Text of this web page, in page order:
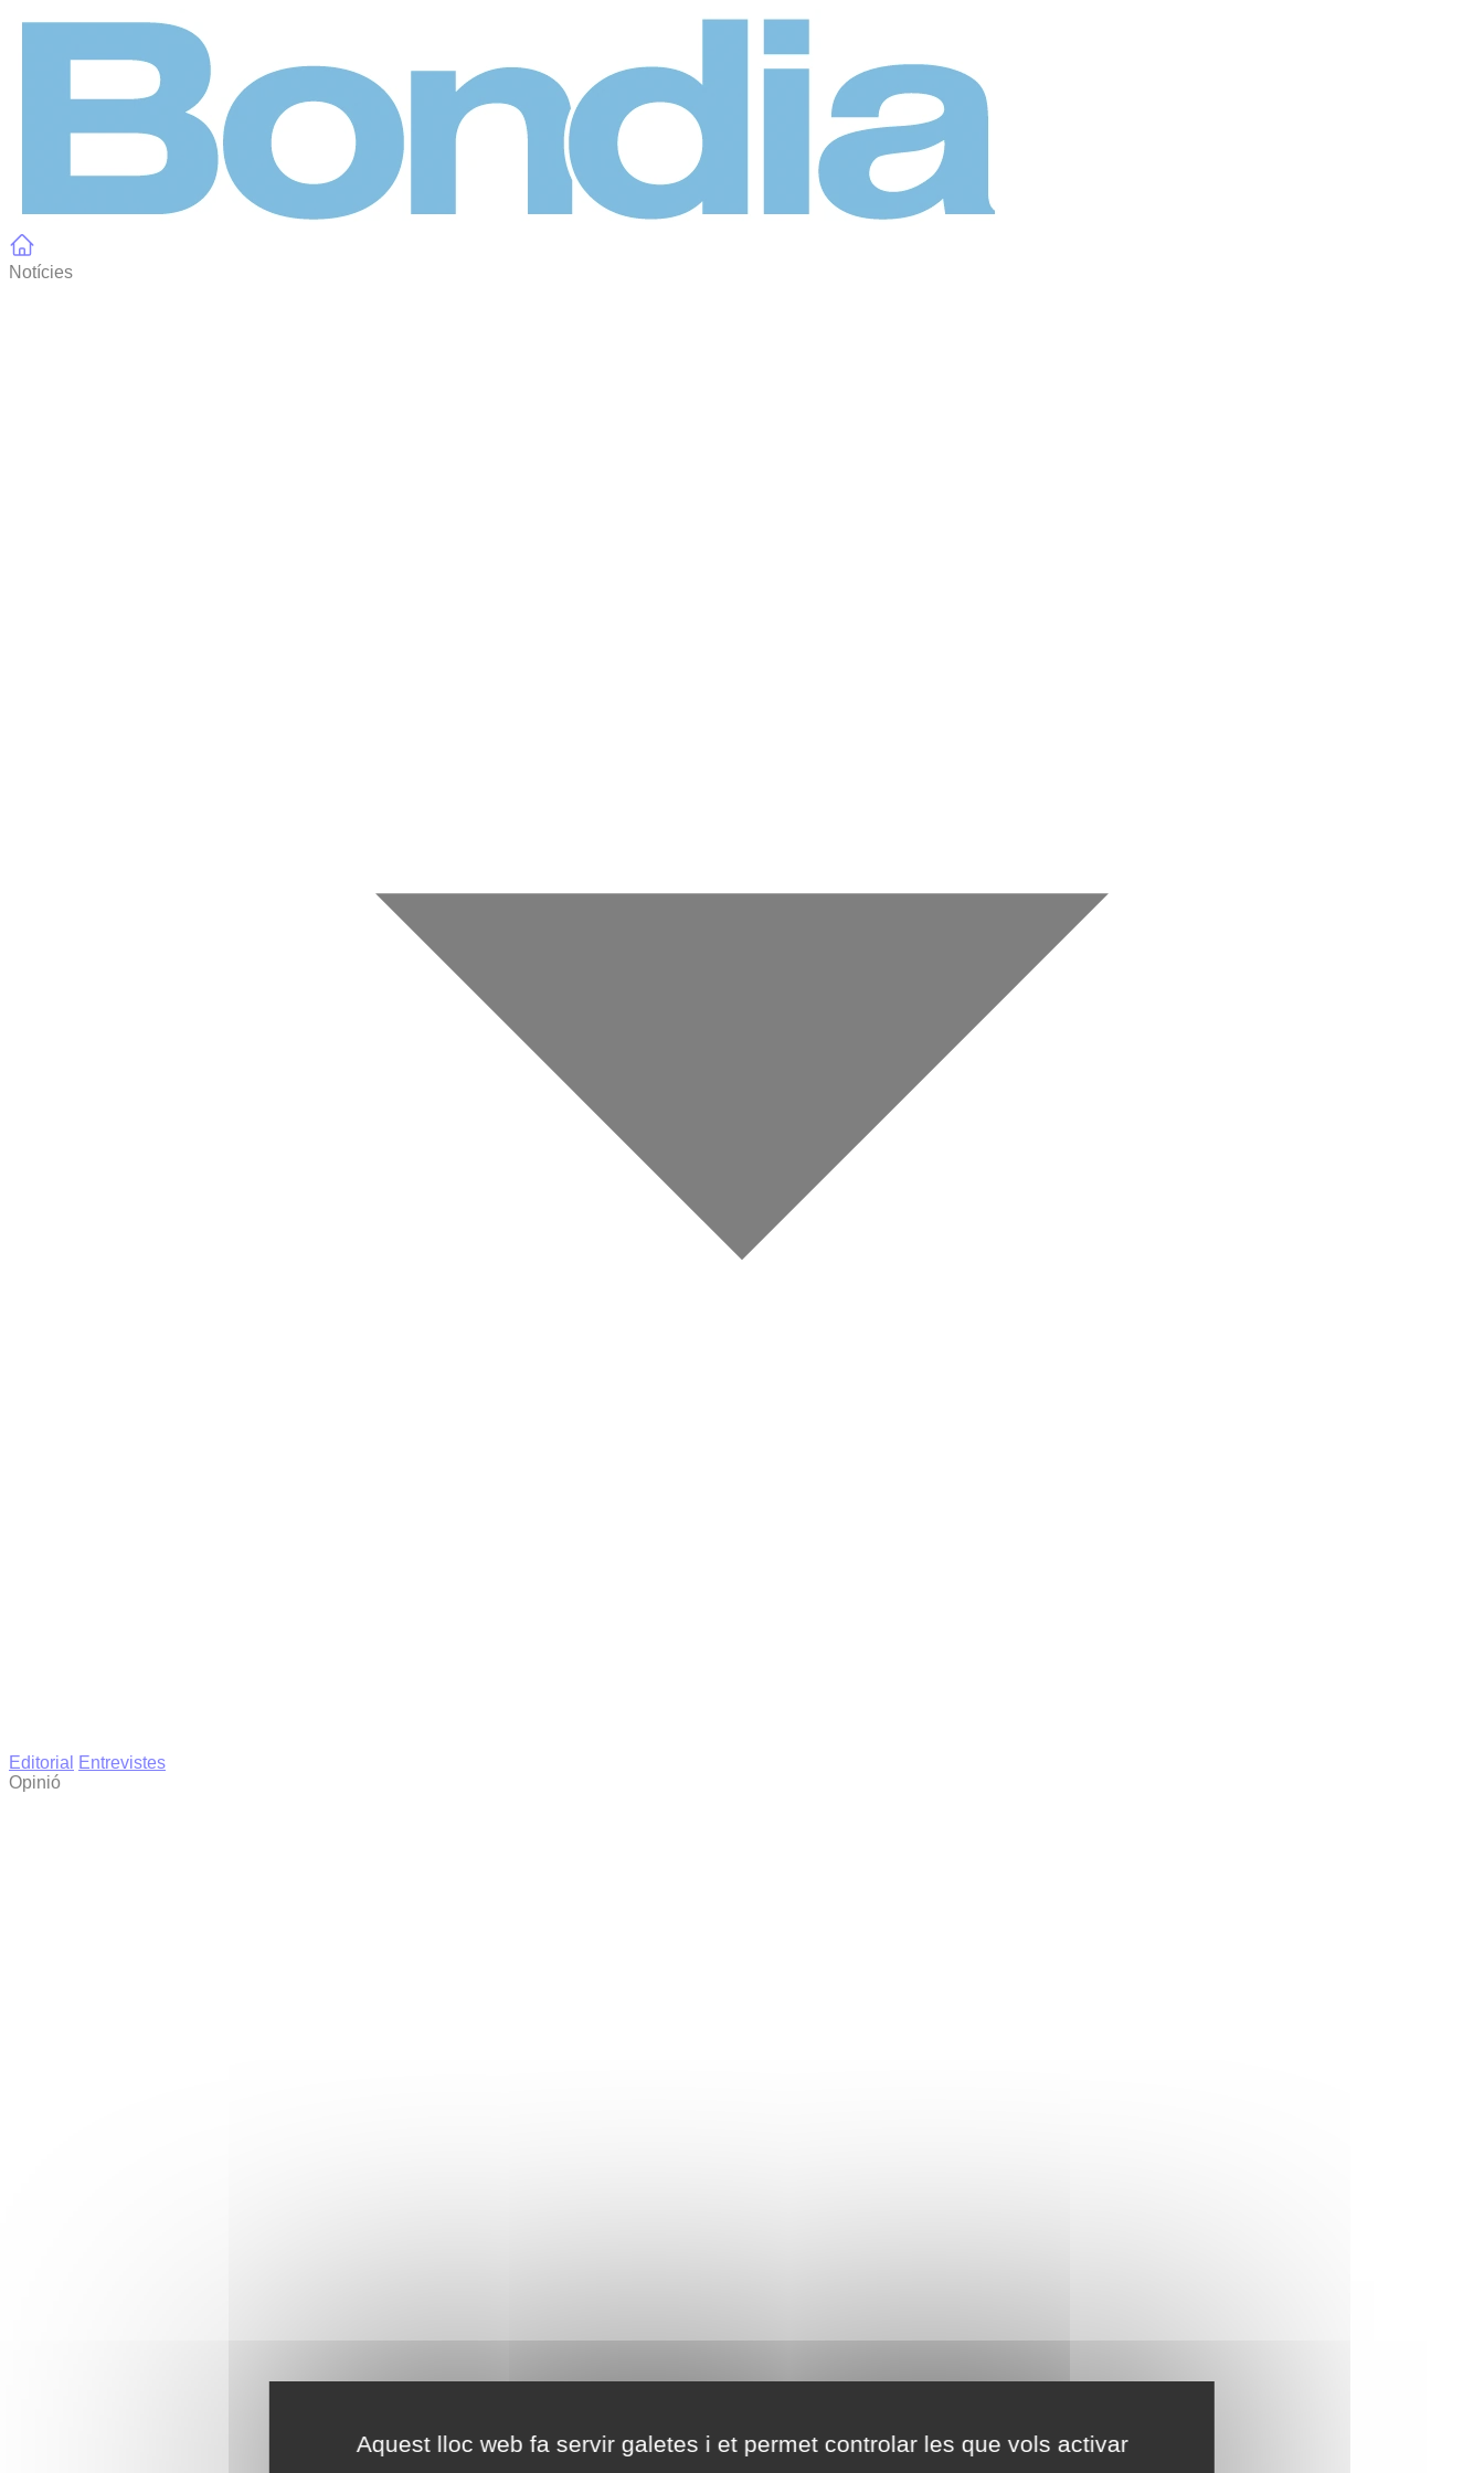
Aquest lloc web fa servir galetes i et permet controlar les que vols activar
Notícies
Editorial
Entrevistes
Opinió